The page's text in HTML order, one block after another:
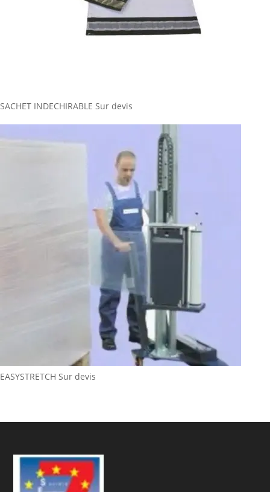
SACHET INDECHIRABLE Sur devis
EASYSTRETCH Sur devis